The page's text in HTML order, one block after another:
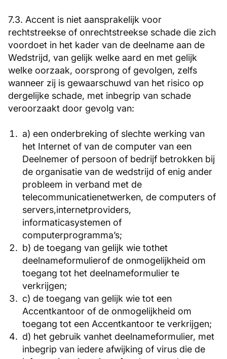
7.3. Accent is niet aansprakelijk voor
rechtstreekse of onrechtstreekse schade die zich
voordoet in het kader van de deelname aan de
Wedstrijd, van gelijk welke aard en met gelijk
welke oorzaak, oorsprong of gevolgen, zelfs
wanneer zij is gewaarschuwd van het risico op
dergelijke schade, met inbegrip van schade
veroorzaakt door gevolg van:
a) een onderbreking of slechte werking van
het Internet of van de computer van een
Deelnemer of persoon of bedrijf betrokken bij
de organisatie van de wedstrijd of enig ander
probleem in verband met de
telecommunicatienetwerken, de computers of
servers,internetproviders,
informaticasystemen of
computerprogramma’s;
b) de toegang van gelijk wie tothet
deelnameformulierof de onmogelijkheid om
toegang tot het deelnameformulier te
verkrijgen;
c) de toegang van gelijk wie tot een
Accentkantoor of de onmogelijkheid om
toegang tot een Accentkantoor te verkrijgen;
d) het gebruik vanhet deelnameformulier, met
inbegrip van iedere afwijking of virus die de